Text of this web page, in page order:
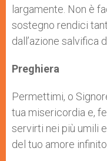
largamente. Non è
sostegno rendici
dall’azione salvifica
Preghiera
Permettimi, o
tua misericordia e,
servirti nei più umili
del tuo amore infinito.